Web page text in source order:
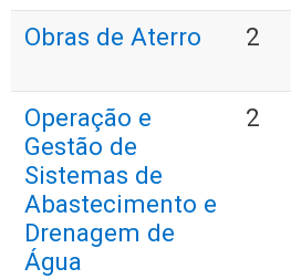
Obras de Aterro 2
Operação e
Gestão de
Sistemas de
Abastecimento e
Drenagem de
Água
2